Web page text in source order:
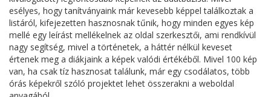
esélyes, hogy tanítványaink már kevesebb képpel találkoztak a
listáról, kifejezetten hasznosnak tűnik, hogy minden egyes kép
mellé egy leírást mellékelnek az oldal szerkesztői, ami rendkívül
nagy segítség, mivel a történetek, a háttér nélkül keveset
értenek meg a diákjaink a képek valódi értékéből. Mivel 100 kép
van, ha csak tíz hasznosat találunk, már egy csodálatos, több
órás képekről szóló projektet lehet összerakni a weboldal